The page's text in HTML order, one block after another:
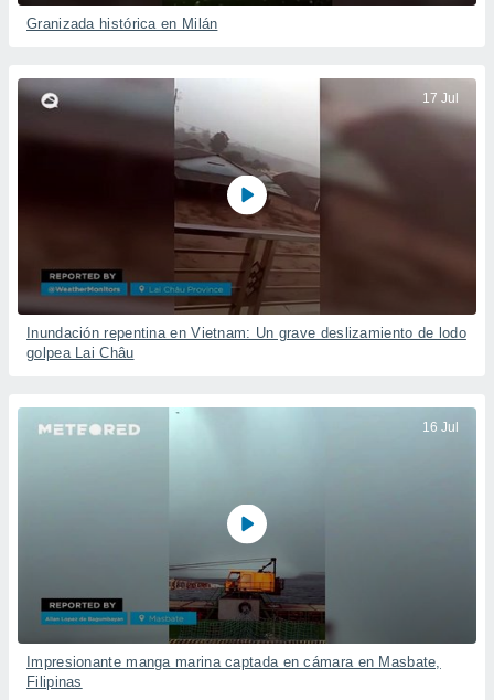
Granizada histórica en Milán
17 Jul
Inundación repentina en Vietnam: Un grave deslizamiento de lodo
golpea Lai Châu
16 Jul
Impresionante manga marina captada en cámara en Masbate,
Filipinas